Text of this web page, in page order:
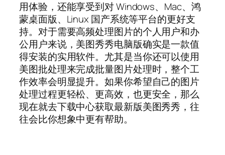
用体验，还能享受到对 Windows、Mac、鸿
蒙桌面版、Linux 国产系统等平台的更好支
持。对于需要高频处理图片的个人用户和办
公用户来说，美图秀秀电脑版确实是一款值
得安装的实用软件。尤其是当你还可以使用
美图批处理来完成批量图片处理时，整个工
作效率会明显提升。如果你希望自己的图片
处理过程更轻松、更高效，也更安全，那么
现在就去下载中心获取最新版美图秀秀，往
往会比你想象中更有帮助。